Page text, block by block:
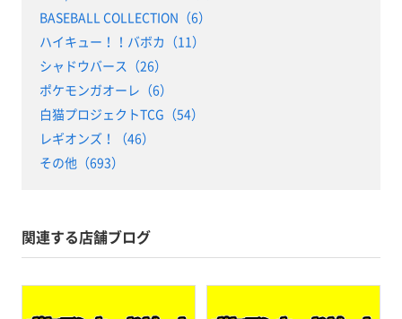
BASEBALL COLLECTION（6）
ハイキュー！！バボカ（11）
シャドウバース（26）
ポケモンガオーレ（6）
白猫プロジェクトTCG（54）
レギオンズ！（46）
その他（693）
関連する店舗ブログ